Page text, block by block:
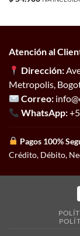
Atención al
Dirección:
Metropolis,
Correo:
WhatsApp:
Pagos 100%
Crédito, Débito,